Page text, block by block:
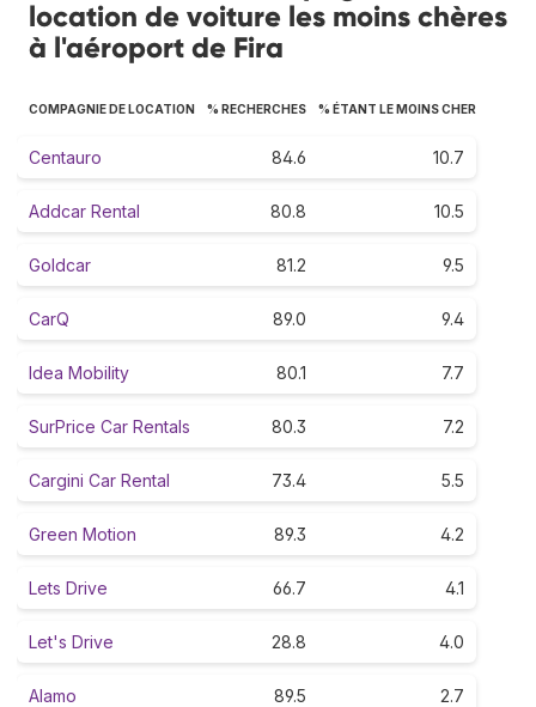
location de voiture les moins chères
à l'aéroport de Fira
COMPAGNIE DE LOCATION % RECHERCHES % ÉTANT LE MOINS CHER
Centauro 84.6 10.7
Addcar Rental 80.8 10.5
Goldcar 81.2 9.5
CarQ 89.0 9.4
Idea Mobility 80.1 7.7
SurPrice Car Rentals 80.3 7.2
Cargini Car Rental 73.4 5.5
Green Motion 89.3 4.2
Lets Drive 66.7 4.1
Let's Drive 28.8 4.0
Alamo 89.5 2.7